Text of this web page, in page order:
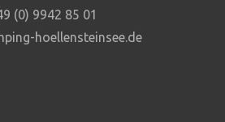
(0) 9942 85 01
hoellensteinsee.de